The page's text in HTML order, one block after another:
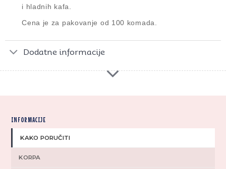
i hladnih kafa.
Cena je za pakovanje od 100 komada.
Dodatne informacije
INFORMACIJE
KAKO PORUČITI
KORPA